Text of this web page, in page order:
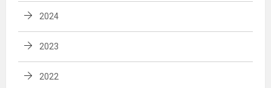
2024
2023
2022